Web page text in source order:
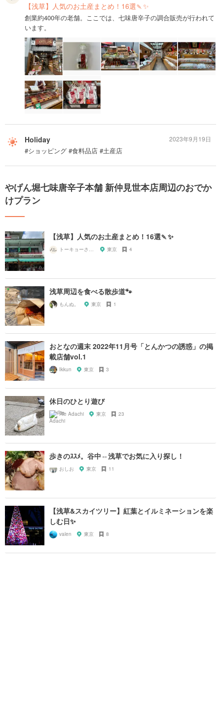
【浅草】人気のお土産まとめ！16選🍡✨
創業約400年の老舗。ここでは、七味唐辛子の調合販売が行われて
います。
Holiday
#ショッピング #食料品店 #土産店
2023年9月19日
やげん堀七味唐辛子本舗 新仲見世本店周辺のおでか
けプラン
【浅草】人気のお土産まとめ！16選🍡✨
トーキョーさんぽ 東京 4
浅草周辺を食べる散歩道🐾
もんぬ。 東京 1
おとなの週末 2022年11月号「とんかつの誘惑」の掲
載店舗vol.1
Ikkun 東京 3
休日のひとり遊び
Rie Adachi 東京 23
歩きのｽｽﾒ。谷中⇔浅草でお気に入り探し！
おしお 東京 11
【浅草&スカイツリー】紅葉とイルミネーションを楽
しむ日✨
valen 東京 8